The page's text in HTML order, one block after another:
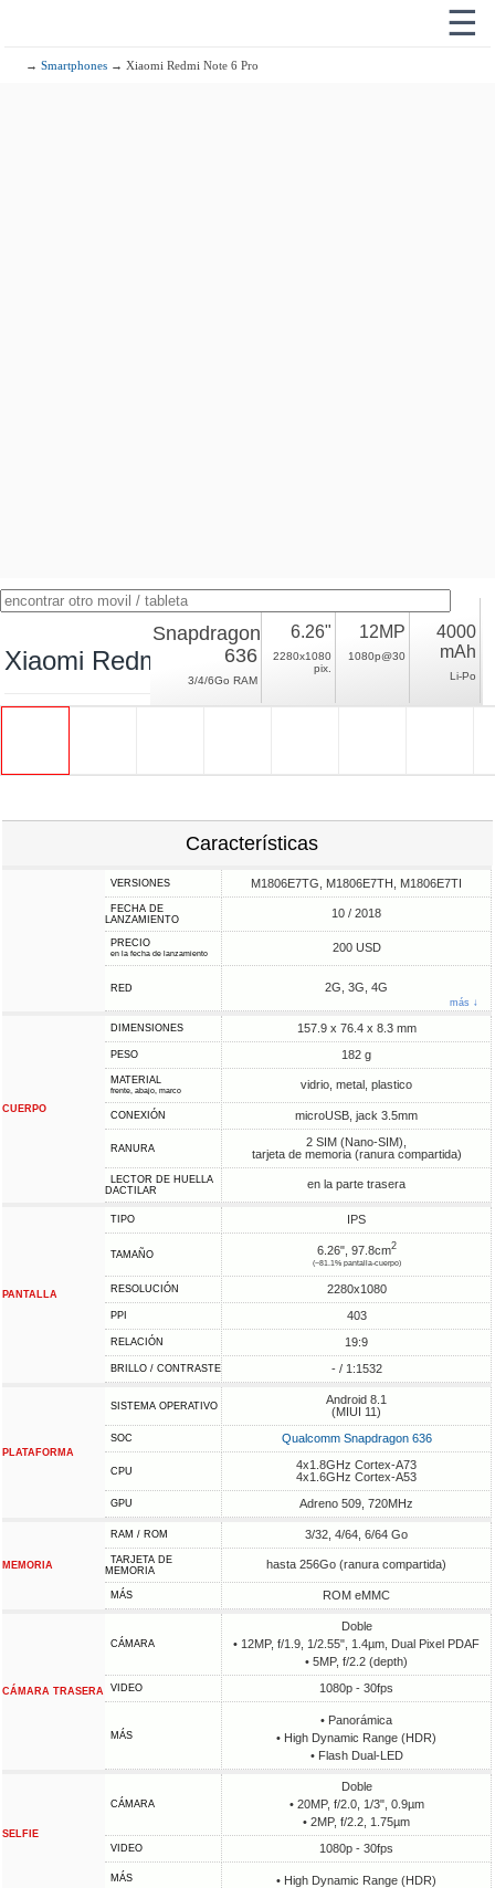
☰
→Smartphones → Xiaomi Redmi Note 6 Pro
Xiaomi Redmi Note 6 Pro
Snapdragon
636
3/4/6Go RAM
6.26"
2280x1080
pix.
12MP
1080p@30
4000
mAh
Li-Po
Características
VERSIONES M1806E7TG, M1806E7TH, M1806E7TI
FECHA DE
LANZAMIENTO
10 / 2018
PRECIO
en la fecha de lanzamiento 200 USD
RED 2G, 3G, 4G
más ↓
CUERPO
DIMENSIONES 157.9 x 76.4 x 8.3 mm
PESO 182 g
MATERIAL
frente, abajo, marco vidrio, metal, plastico
CONEXIÓN microUSB, jack 3.5mm
RANURA
2 SIM (Nano-SIM),
tarjeta de memoria (ranura compartida)
LECTOR DE HUELLA
DACTILAR
en la parte trasera
PANTALLA
TIPO IPS
TAMAÑO 6.26", 97.8cm2
(~81.1% pantalla-cuerpo)
RESOLUCIÓN 2280x1080
PPI 403
RELACIÓN 19:9
BRILLO / CONTRASTE - / 1:1532
PLATAFORMA
SISTEMA OPERATIVO
Android 8.1
(MIUI 11)
SOC Qualcomm Snapdragon 636
CPU
4x1.8GHz Cortex-A73
4x1.6GHz Cortex-A53
GPU Adreno 509, 720MHz
MEMORIA
RAM / ROM 3/32, 4/64, 6/64 Go
TARJETA DE
MEMORIA
hasta 256Go (ranura compartida)
MÁS ROM eMMC
CÁMARA TRASERA
CÁMARA
Doble
• 12MP, f/1.9, 1/2.55", 1.4µm, Dual Pixel PDAF
• 5MP, f/2.2 (depth)
VIDEO 1080p - 30fps
MÁS
• Panorámica
• High Dynamic Range (HDR)
• Flash Dual-LED
SELFIE
CÁMARA
Doble
• 20MP, f/2.0, 1/3", 0.9µm
• 2MP, f/2.2, 1.75µm
VIDEO 1080p - 30fps
MÁS • High Dynamic Range (HDR)